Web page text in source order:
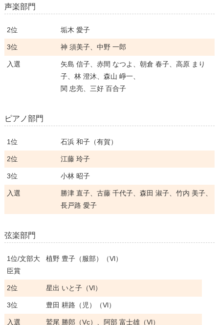
声楽部門
2位 垢木 愛子
3位 神 須美子、中野 一郎
入選
矢島 信子、赤間 なつよ、朝倉 春子、高原 まり
子、林 澄沐、森山 崢一、
関 忠亮、三好 百合子
ピアノ部門
1位 石浜 和子（有賀）
2位 江藤 玲子
3位 小林 昭子
入選
勝津 直子、古藤 千代子、森田 淑子、竹内 美子、
長戸路 愛子
弦楽部門
1位/文部大
臣賞
植野 豊子（服部）（Vl）
2位 星出 いと子（Vl）
3位 豊田 耕路（児）（Vl）
入選 鷲尾 勝郎（Vc）、阿部 富士雄（Vl）